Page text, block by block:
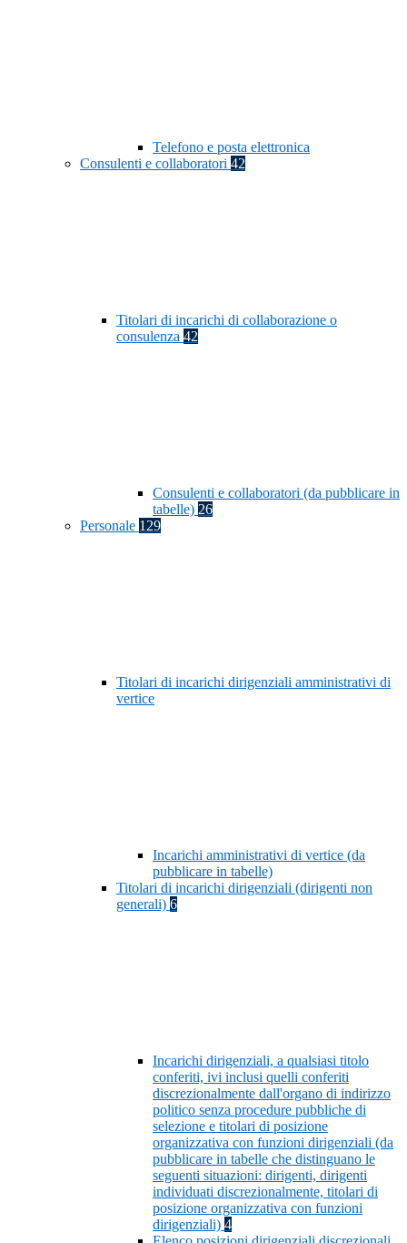
Telefono e posta elettronica
Consulenti e collaboratori 42
Titolari di incarichi di collaborazione o
consulenza 42
Consulenti e collaboratori (da pubblicare in
tabelle) 26
Personale 129
Titolari di incarichi dirigenziali amministrativi di
vertice
Incarichi amministrativi di vertice (da
pubblicare in tabelle)
Titolari di incarichi dirigenziali (dirigenti non
generali) 6
Incarichi dirigenziali, a qualsiasi titolo
conferiti, ivi inclusi quelli conferiti
discrezionalmente dall'organo di indirizzo
politico senza procedure pubbliche di
selezione e titolari di posizione
organizzativa con funzioni dirigenziali (da
pubblicare in tabelle che distinguano le
seguenti situazioni: dirigenti, dirigenti
individuati discrezionalmente, titolari di
posizione organizzativa con funzioni
dirigenziali) 4